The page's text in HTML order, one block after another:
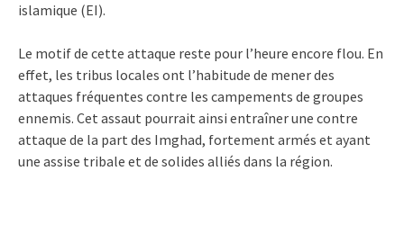
islamique (EI).
Le motif de cette attaque reste pour l’heure encore flou. En
effet, les tribus locales ont l’habitude de mener des
attaques fréquentes contre les campements de groupes
ennemis. Cet assaut pourrait ainsi entraîner une contre
attaque de la part des Imghad, fortement armés et ayant
une assise tribale et de solides alliés dans la région.